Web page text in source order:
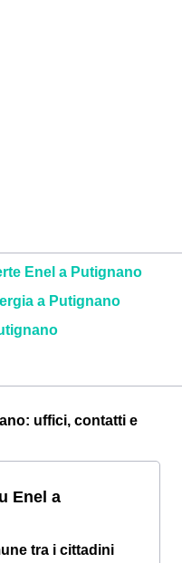
Enel a Putignano
a Putignano
uffici, contatti e
Enel a
tra i cittadini